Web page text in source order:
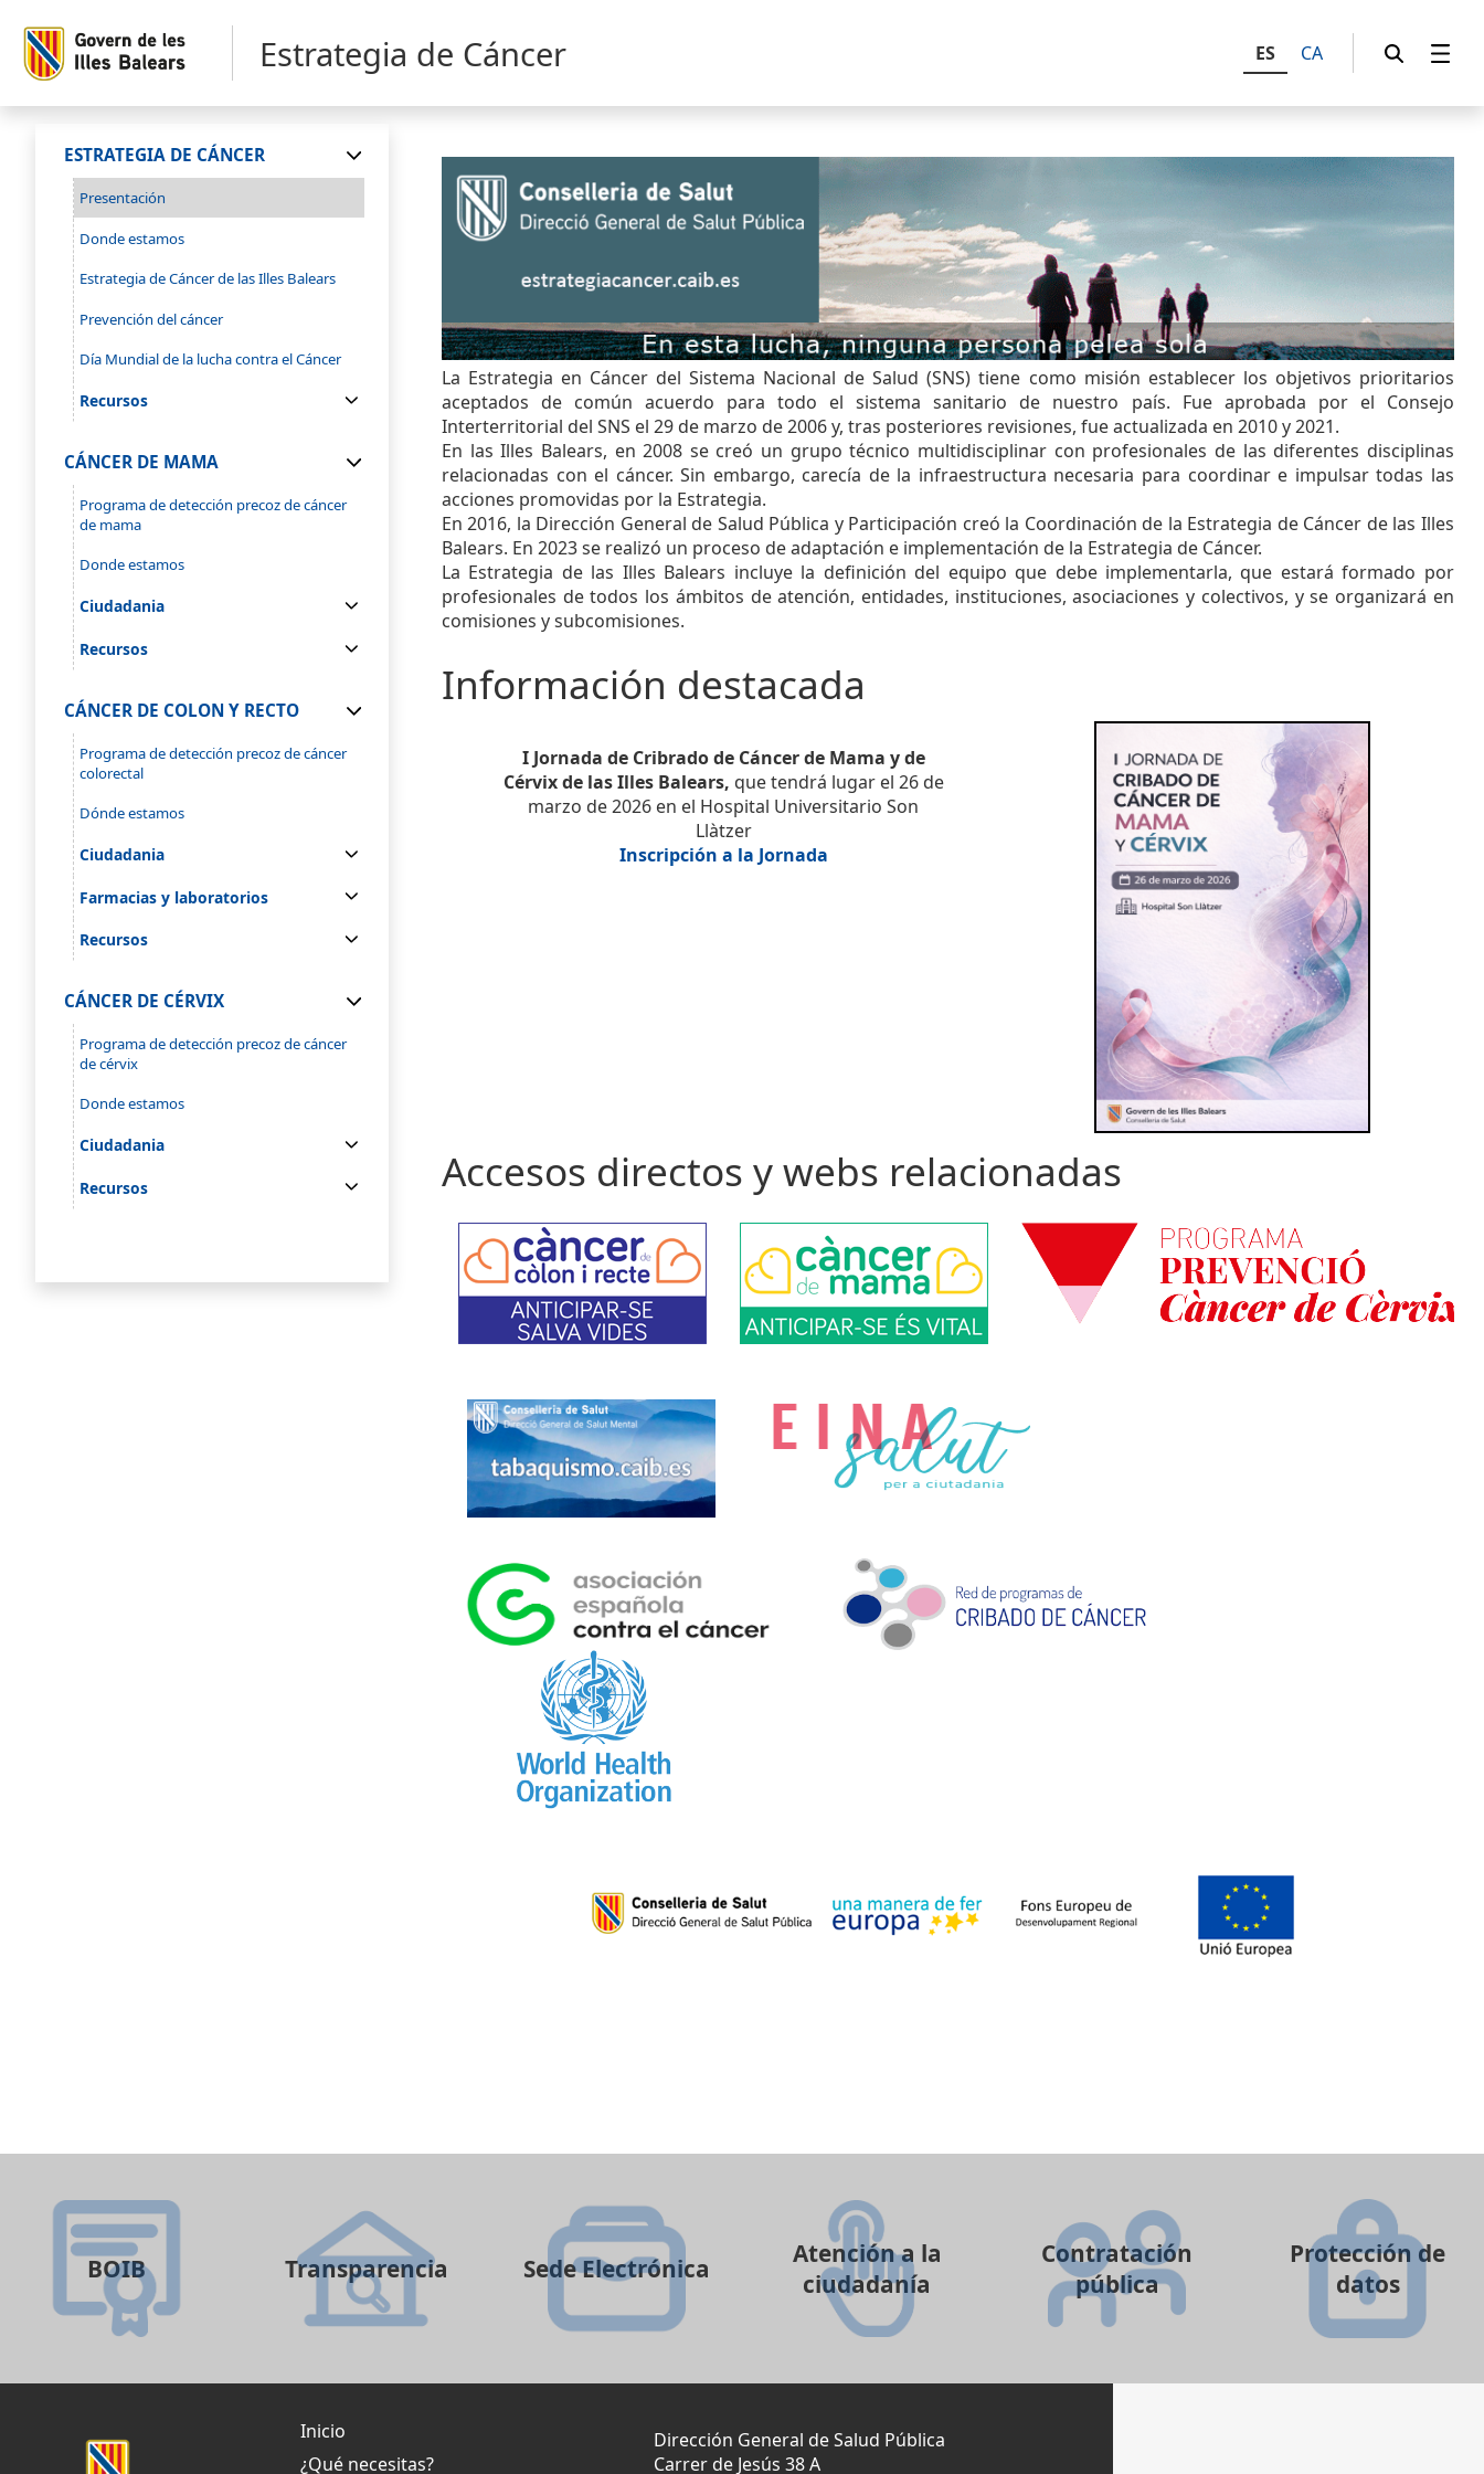
Estrategia de Cáncer ES CA
ESTRATEGIA DE CÁNCER
Presentación
Donde estamos
Estrategia de Cáncer de las Illes Balears
Prevención del cáncer
Día Mundial de la lucha contra el Cáncer
Recursos
CÁNCER DE MAMA
Programa de detección precoz de cáncer
de mama
Donde estamos
Ciudadania
Recursos
CÁNCER DE COLON Y RECTO
Programa de detección precoz de cáncer
colorectal
Dónde estamos
Ciudadania
Farmacias y laboratorios
Recursos
CÁNCER DE CÉRVIX
Programa de detección precoz de cáncer
de cérvix
Donde estamos
Ciudadania
Recursos
La Estrategia en Cáncer del Sistema Nacional de Salud (SNS) tiene como misión establecer los objetivos prioritarios
aceptados de común acuerdo para todo el sistema sanitario de nuestro país. Fue aprobada por el Consejo
Interterritorial del SNS el 29 de marzo de 2006 y, tras posteriores revisiones, fue actualizada en 2010 y 2021.
En las Illes Balears, en 2008 se creó un grupo técnico multidisciplinar con profesionales de las diferentes disciplinas
relacionadas con el cáncer. Sin embargo, carecía de la infraestructura necesaria para coordinar e impulsar todas las
acciones promovidas por la Estrategia.
En 2016, la Dirección General de Salud Pública y Participación creó la Coordinación de la Estrategia de Cáncer de las Illes
Balears. En 2023 se realizó un proceso de adaptación e implementación de la Estrategia de Cáncer.
La Estrategia de las Illes Balears incluye la definición del equipo que debe implementarla, que estará formado por
profesionales de todos los ámbitos de atención, entidades, instituciones, asociaciones y colectivos, y se organizará en
comisiones y subcomisiones.
Información destacada
I Jornada de Cribrado de Cáncer de Mama y de
Cérvix de las Illes Balears, que tendrá lugar el 26 de
marzo de 2026 en el Hospital Universitario Son
Llàtzer
Inscripción a la Jornada
Accesos directos y webs relacionadas
BOIB Transparencia Sede Electrónica
Atención a la
ciudadanía
Contratación
pública
Protección de
datos
Inicio
¿Qué necesitas?
Dirección General de Salud Pública
Carrer de Jesús 38 A